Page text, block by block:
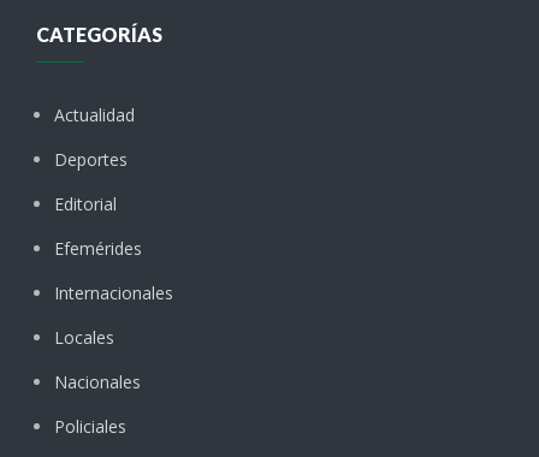
CATEGORÍAS
Actualidad
Deportes
Editorial
Efemérides
Internacionales
Locales
Nacionales
Policiales